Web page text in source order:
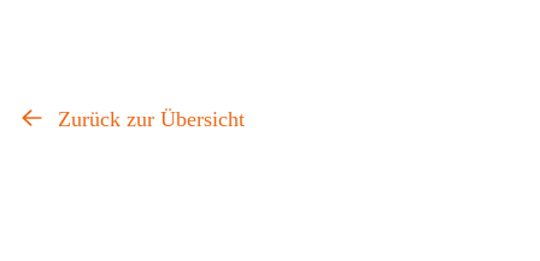
Zurück zur Übersicht